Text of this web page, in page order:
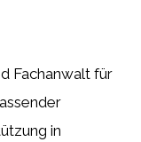
Fachanwalt für
in